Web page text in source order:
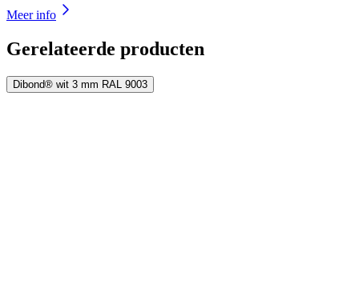
Meer info
Gerelateerde producten
Dibond® wit 3 mm RAL 9003